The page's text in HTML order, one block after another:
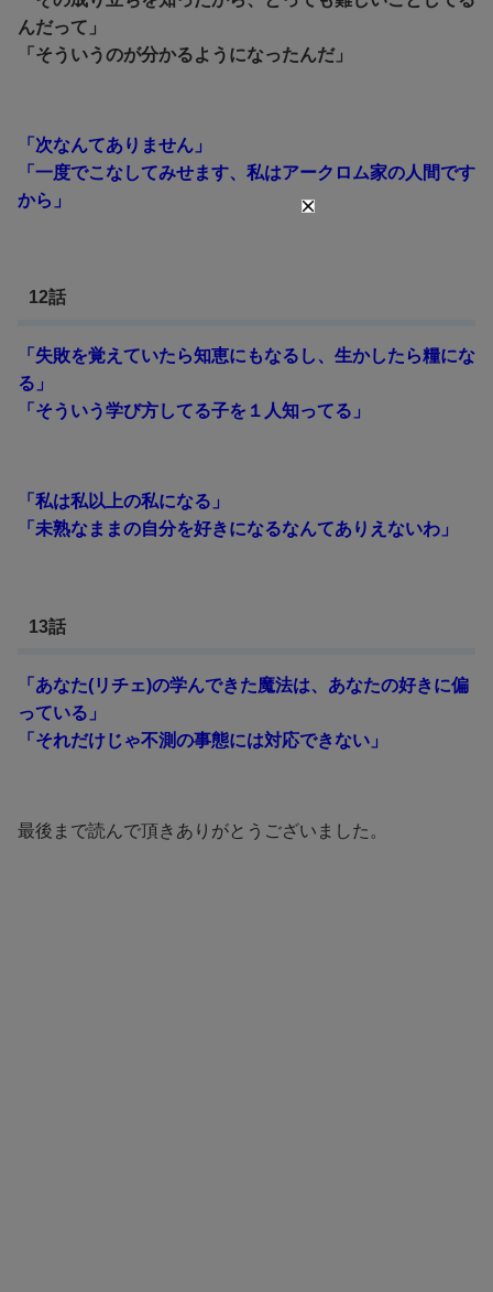
んだって」
「そういうのが分かるようになったんだ」
「次なんてありません」
「一度でこなしてみせます、私はアークロム家の人間です
から」
12話
「失敗を覚えていたら知恵にもなるし、生かしたら糧にな
る」
「そういう学び方してる子を１人知ってる」
「私は私以上の私になる」
「未熟なままの自分を好きになるなんてありえないわ」
13話
「あなた(リチェ)の学んできた魔法は、あなたの好きに偏
っている」
「それだけじゃ不測の事態には対応できない」
最後まで読んで頂きありがとうございました。